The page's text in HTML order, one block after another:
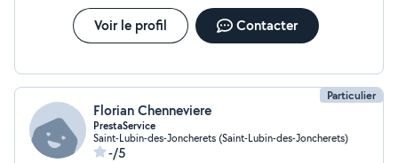
Voir le profil Contacter
Particulier
Florian Chenneviere
PrestaService
Saint-Lubin-des-Joncherets (Saint-Lubin-des-Joncherets)
-/5